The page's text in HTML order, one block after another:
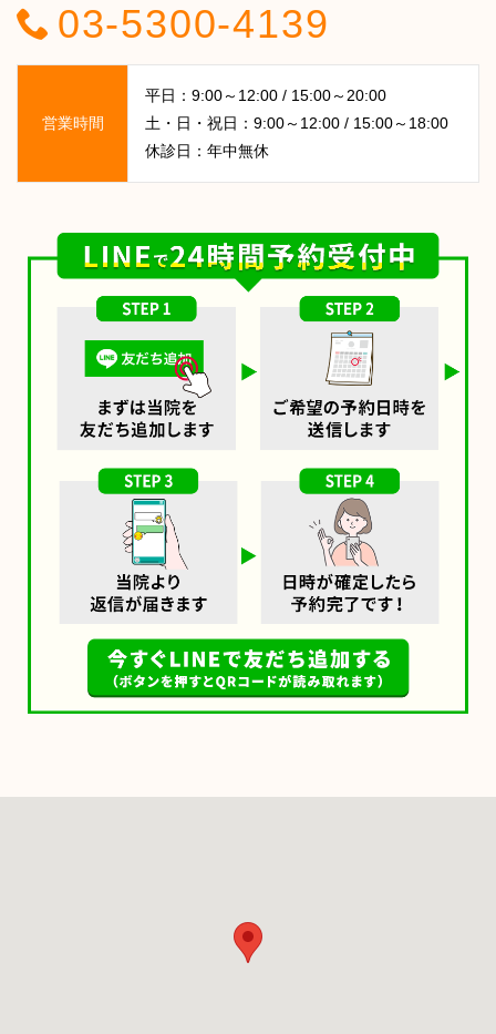
03-5300-4139
営業時間
平日：9:00～12:00 / 15:00～20:00
土・日・祝日：9:00～12:00 / 15:00～18:00
休診日：年中無休